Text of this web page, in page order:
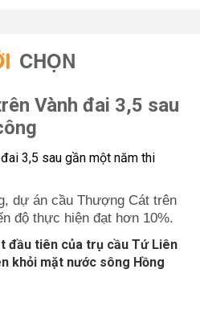
CHỌN
Vành đai 3,5 sau
dự án cầu Thượng Cát trên
độ thực hiện đạt hơn 10%.
đầu tiên của trụ cầu Tứ Liên
khỏi mặt nước sông Hồng